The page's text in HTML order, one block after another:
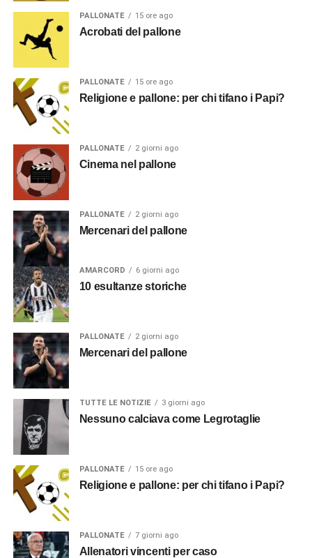
PALLONATE 15 ore ago
Acrobati del pallone
PALLONATE 15 ore ago
Religione e pallone: per chi tifano i Papi?
PALLONATE 2 giorni ago
Cinema nel pallone
PALLONATE 2 giorni ago
Mercenari del pallone
AMARCORD 6 giorni ago
10 esultanze storiche
PALLONATE 2 giorni ago
Mercenari del pallone
TUTTE LE NOTIZIE 3 giorni ago
Nessuno calciava come Legrotaglie
PALLONATE 15 ore ago
Religione e pallone: per chi tifano i Papi?
PALLONATE 7 giorni ago
Allenatori vincenti per caso